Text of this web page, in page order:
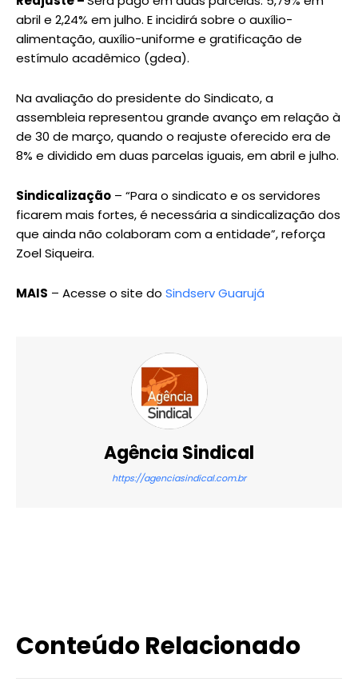
abril e 2,24% em julho. E incidirá sobre o auxílio-
alimentação, auxílio-uniforme e gratificação de
estímulo acadêmico (gdea).
Na avaliação do presidente do Sindicato, a
assembleia representou grande avanço em relação à
de 30 de março, quando o reajuste oferecido era de
8% e dividido em duas parcelas iguais, em abril e julho.
Sindicalização – “Para o sindicato e os servidores
ficarem mais fortes, é necessária a sindicalização dos
que ainda não colaboram com a entidade”, reforça
Zoel Siqueira.
MAIS – Acesse o site do Sindserv Guarujá
Agência Sindical
https://agenciasindical.com.br
Conteúdo Relacionado